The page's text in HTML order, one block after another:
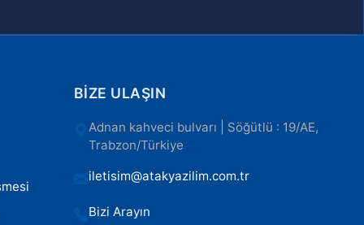
BIZE ULAŞIN
Adnan kahveci bulvarı | Söğütlü : 19/AE,
Trabzon/Türkiye
iletisim@atakyazilim.com.tr
Bizi Arayın